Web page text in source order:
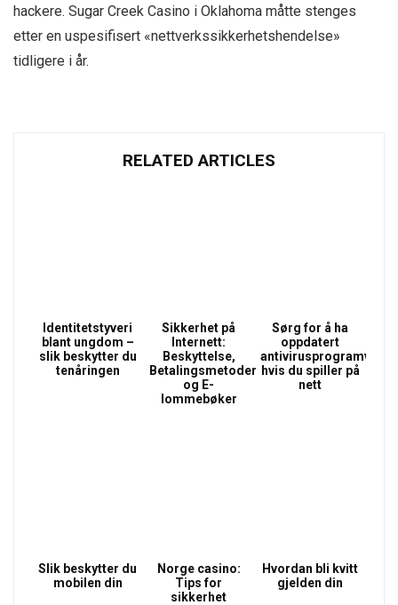
hackere. Sugar Creek Casino i Oklahoma måtte stenges
etter en uspesifisert «nettverkssikkerhetshendelse»
tidligere i år.
RELATED ARTICLES
Identitetstyveri
blant ungdom –
slik beskytter du
tenåringen
Sikkerhet på
Internett:
Beskyttelse,
Betalingsmetoder
og E-
lommebøker
Sørg for å ha
oppdatert
antivirusprogramvare
hvis du spiller på
nett
Slik beskytter du
mobilen din
Norge casino:
Tips for
sikkerhet
Hvordan bli kvitt
gjelden din